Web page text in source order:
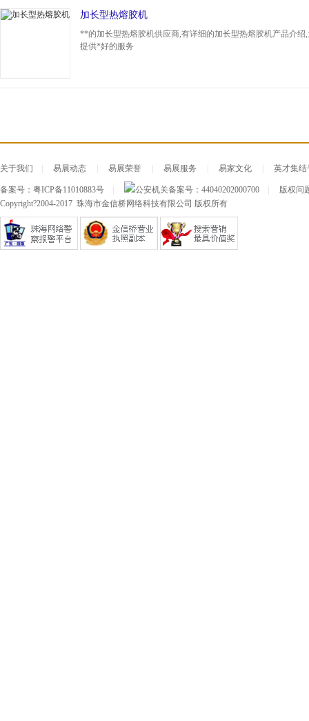
加长型热熔胶机
**的加长型热熔胶机供应商,有详细的加长型热熔胶机产品介绍
提供*好的服务
关于我们 易展动态 易展荣誉 易展服务 易家文化 英才集结
备案号： 粤ICP备11010883号 公安机关备案号： 44040202000700
版权问
Copyright?2004-2017 珠海市金信桥网络科技有限公司 版权所有